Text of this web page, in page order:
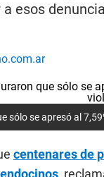
esos
sólo se apresó al
centenares de
,